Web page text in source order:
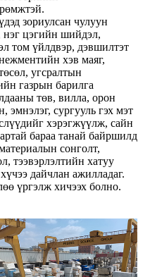
зориулсан чулуун
нэг цэгийн шийдэл,
том үйлдвэр, дэвшилтэт
хэв маяг,
угсралтын
газрын барилга
төв, вилла, орон
эмнэлэг, сургууль гэх мэт
хэрэгжүүлж, сайн
бараа танай байршилд
сонголт,
тээвэрлэлтийн хатуу
дайчлан ажилладаг.
үргэлж хичээх болно.